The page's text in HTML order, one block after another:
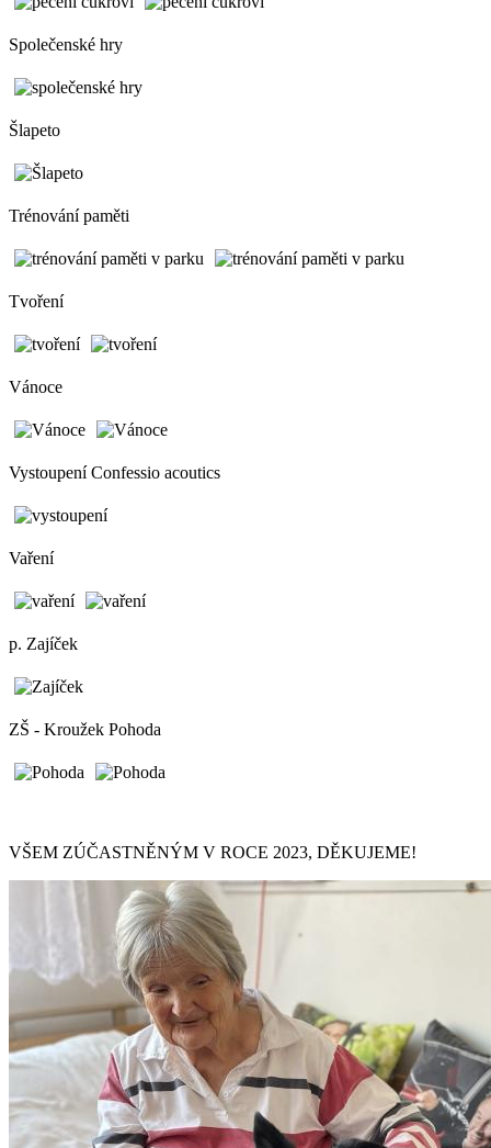
Společenské hry
Šlapeto
Trénování paměti
Tvoření
Vánoce
Vystoupení Confessio acoutics
Vaření
p. Zajíček
ZŠ - Kroužek Pohoda
VŠEM ZÚČASTNĚNÝM V ROCE 2023, DĚKUJEME!